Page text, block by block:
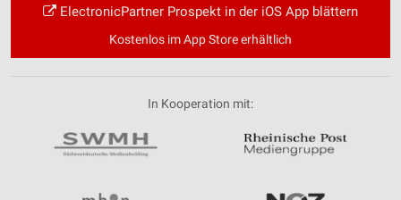
ElectronicPartner Prospekt in der iOS App blättern
Kostenlos im App Store erhältlich
In Kooperation mit: